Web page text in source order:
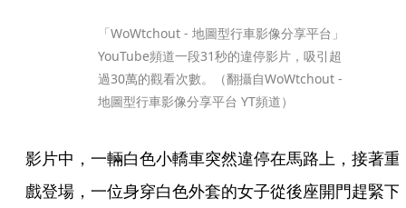
「WoWtchout - 地圖型行車影像分享平台」
YouTube頻道一段31秒的違停影片，吸引超
過30萬的觀看次數。（翻攝自WoWtchout -
地圖型行車影像分享平台 YT頻道）
影片中，一輛白色小轎車突然違停在馬路上，接著重
戲登場，一位身穿白色外套的女子從後座開門趕緊下